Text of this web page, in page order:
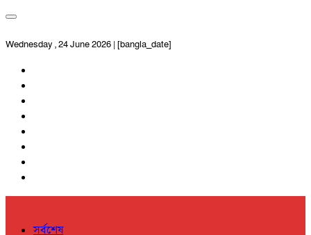
Wednesday , 24 June 2026 | [bangla_date]
সর্বশেষ